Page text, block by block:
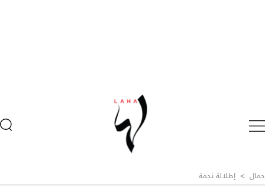
جمال > إطلالة نجمة